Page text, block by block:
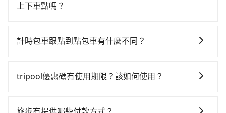
均每人花費為1,390元。不過台南市領有合法執照的計程
運攔到一輛小黃了，台南市少部分小黃司機不按表收
1,370元，費時3小時6分鐘。長距離移動確實搭乘高鐵可
時40元路邊停車費用預估進去，但額外的汽車保險與可
差的車款，如果人數超過四位，更是沒有較大的七人座
凹的車門仍未被修理，每一次租車都好像在開樂透一
或偏好臨時叫車，那要注意台南市僅有合法計程車約
有些計程車司機不按錶計費，約有17%會採現場議價，
園火車站的最佳選擇。
警察臨檢並趕下車，出意外後保險公司更是不會提供任
風險。而tripool雇用的司機、使用的車輛以及配合的車
險。最好辨別叫的車是否合法，就看車牌的開頭，只要
上下車點嗎？
前往桃園火車站的途中可備註加點。每個加點位置，前
取額外費用是必要的補償。
計時包車跟點到點包車有什麼不同？
不同之處： 計時包車：計時包車是按照用車時間來計
多個地點間來回穿梭的客戶，例如市區觀光、商務差旅
tripool優惠碼有使用期限？該如何使用？
要在期限內完成去程訂購，並在結帳時輸入該折扣碼，